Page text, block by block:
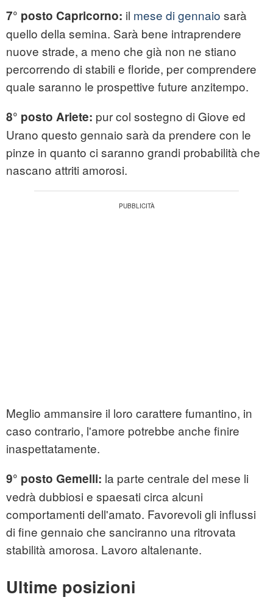
7° posto Capricorno: il mese di gennaio sarà
quello della semina. Sarà bene intraprendere
nuove strade, a meno che già non ne stiano
percorrendo di stabili e floride, per comprendere
quale saranno le prospettive future anzitempo.
8° posto Ariete: pur col sostegno di Giove ed
Urano questo gennaio sarà da prendere con le
pinze in quanto ci saranno grandi probabilità che
nascano attriti amorosi.
Meglio ammansire il loro carattere fumantino, in
caso contrario, l'amore potrebbe anche finire
inaspettatamente.
9° posto Gemelli: la parte centrale del mese li
vedrà dubbiosi e spaesati circa alcuni
comportamenti dell'amato. Favorevoli gli influssi
di fine gennaio che sanciranno una ritrovata
stabilità amorosa. Lavoro altalenante.
Ultime posizioni